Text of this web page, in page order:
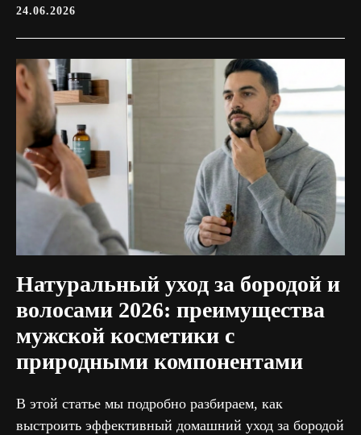
24.06.2026
Натуральный уход за бородой и
волосами 2026: преимущества
мужской косметики с
природными компонентами
В этой статье мы подробно разбираем, как
выстроить эффективный домашний уход за бородой